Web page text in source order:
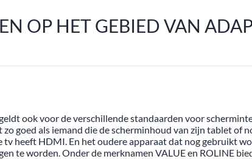
OP HET GEBIED VAN
ook voor de verschillende standaarden voor
goed als iemand die de scherminhoud van zijn tablet of
heeft HDMI. En het oudere apparaat dat nog gebruikt
te worden. Onder de merknamen VALUE en ROLINE